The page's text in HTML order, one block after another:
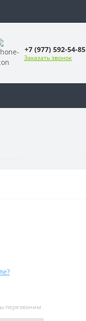
+7 (977) 592-54-85
Заказать звонок
перезвоним